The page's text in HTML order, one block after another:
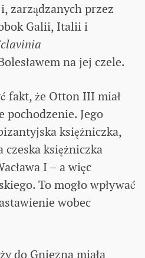
zarządzanych przez
Galii, Italii i
na jej czele.
fakt, że Otton III miał
pochodzenie. Jego
księżniczka,
czeska księżniczka
I – a więc
To mogło wpływać
wobec
do Gniezna miała